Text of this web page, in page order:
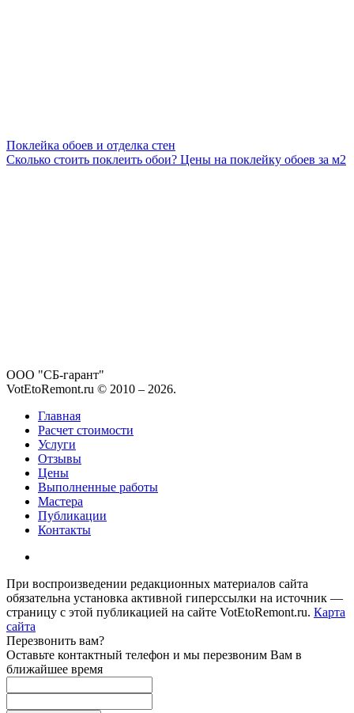
Поклейка обоев и отделка стен
Сколько стоить поклеить обои? Цены на поклейку обоев за м2
ООО "СБ-гарант"
VotEtoRemont.ru © 2010 – 2026.
Главная
Расчет стоимости
Услуги
Отзывы
Цены
Выполненные работы
Мастера
Публикации
Контакты
При воспроизведении редакционных материалов сайта
обязательна установка активной гиперссылки на источник —
страницу с этой публикацией на сайте VotEtoRemont.ru. Карта
сайта
Перезвонить вам?
Оставьте контактный телефон и мы перезвоним Вам в
ближайшее время